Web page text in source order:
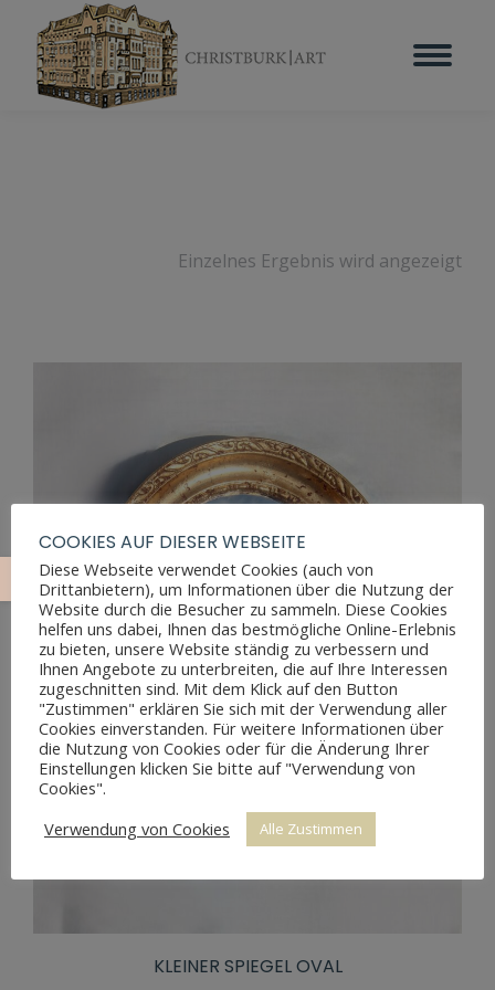
Einzelnes Ergebnis wird angezeigt
KLEINER SPIEGEL OVAL
COOKIES AUF DIESER WEBSEITE
Diese Webseite verwendet Cookies (auch von
Drittanbietern), um Informationen über die Nutzung der
Website durch die Besucher zu sammeln. Diese Cookies
helfen uns dabei, Ihnen das bestmögliche Online-Erlebnis
zu bieten, unsere Website ständig zu verbessern und
Ihnen Angebote zu unterbreiten, die auf Ihre Interessen
zugeschnitten sind. Mit dem Klick auf den Button
"Zustimmen" erklären Sie sich mit der Verwendung aller
Cookies einverstanden. Für weitere Informationen über
die Nutzung von Cookies oder für die Änderung Ihrer
Einstellungen klicken Sie bitte auf "Verwendung von
Cookies".
Verwendung von Cookies
Alle Zustimmen